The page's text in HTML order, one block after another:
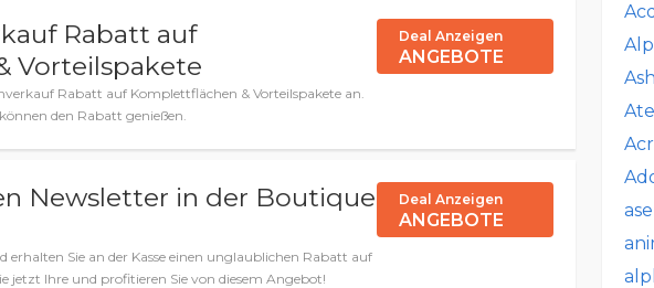
Rabatt auf
Vorteilspakete
Rabatt auf Komplettflächen & Vorteilspakete an.
den Rabatt genießen.
Deal Anzeigen
ANGEBOTE
Newsletter in der Boutique
erhalten Sie an der Kasse einen unglaublichen Rabatt auf
jetzt Ihre und profitieren Sie von diesem Angebot!
Deal Anzeigen
ANGEBOTE